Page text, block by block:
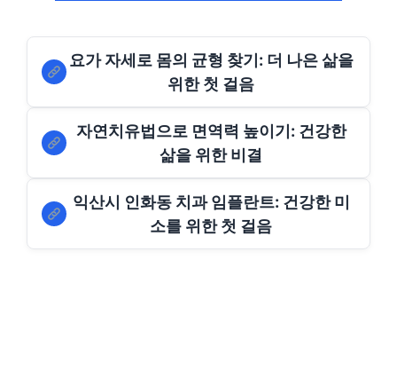
요가 자세로 몸의 균형 찾기: 더 나은 삶을
위한 첫 걸음
자연치유법으로 면역력 높이기: 건강한
삶을 위한 비결
익산시 인화동 치과 임플란트: 건강한 미
소를 위한 첫 걸음